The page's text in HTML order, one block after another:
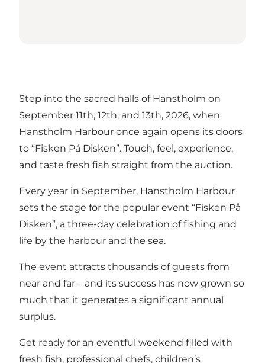
Step into the sacred halls of Hanstholm on
September 11th, 12th, and 13th, 2026, when
Hanstholm Harbour once again opens its doors
to “Fisken På Disken”. Touch, feel, experience,
and taste fresh fish straight from the auction.
Every year in September, Hanstholm Harbour
sets the stage for the popular event “Fisken På
Disken”, a three-day celebration of fishing and
life by the harbour and the sea.
The event attracts thousands of guests from
near and far – and its success has now grown so
much that it generates a significant annual
surplus.
Get ready for an eventful weekend filled with
fresh fish, professional chefs, children’s